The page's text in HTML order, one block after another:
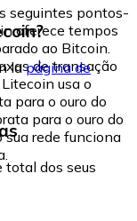
seguintes pontos-
oferece tempos
ao Bitcoin.
de transação
usa o
para o ouro do
para o ouro do
rede funciona
lapágina de
total dos seus